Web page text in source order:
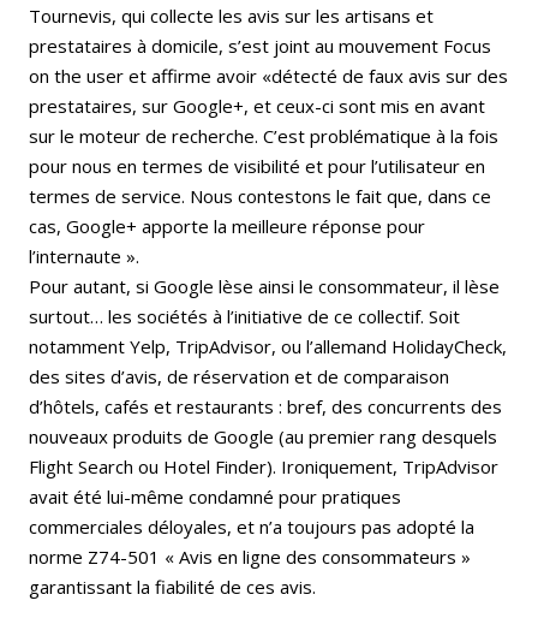
Tournevis, qui collecte les avis sur les artisans et
prestataires à domicile, s’est joint au mouvement Focus
on the user et affirme avoir «détecté de faux avis sur des
prestataires, sur Google+, et ceux-ci sont mis en avant
sur le moteur de recherche. C’est problématique à la fois
pour nous en termes de visibilité et pour l’utilisateur en
termes de service. Nous contestons le fait que, dans ce
cas, Google+ apporte la meilleure réponse pour
l’internaute ».
Pour autant, si Google lèse ainsi le consommateur, il lèse
surtout… les sociétés à l’initiative de ce collectif. Soit
notamment Yelp, TripAdvisor, ou l’allemand HolidayCheck,
des sites d’avis, de réservation et de comparaison
d’hôtels, cafés et restaurants : bref, des concurrents des
nouveaux produits de Google (au premier rang desquels
Flight Search ou Hotel Finder). Ironiquement, TripAdvisor
avait été lui-même condamné pour pratiques
commerciales déloyales, et n’a toujours pas adopté la
norme Z74-501 « Avis en ligne des consommateurs »
garantissant la fiabilité de ces avis.